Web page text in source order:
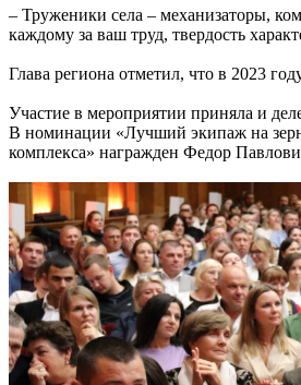
– Труженики села – механизаторы,
каждому за ваш труд, твердость
Глава региона отметил, что в 2023
Участие в мероприятии приняла и
В номинации «Лучший экипаж на
комплекса» награжден Федор